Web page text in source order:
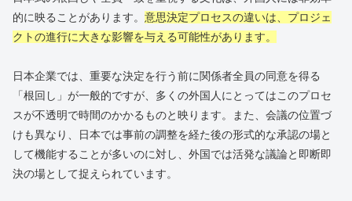
的に映ることがあります。 意思決定プロセスの違いは、プロジェ
クトの進行に大きな影響を与える可能性があります。
日本企業では、重要な決定を行う前に関係者全員の同意を得る
「根回し」が一般的ですが、多くの外国人にとってはこのプロセ
スが不透明で時間のかかるものと映ります。また、会議の位置づ
けも異なり、日本では事前の調整を経た後の形式的な承認の場と
して機能することが多いのに対し、外国では活発な議論と即断即
決の場として捉えられています。